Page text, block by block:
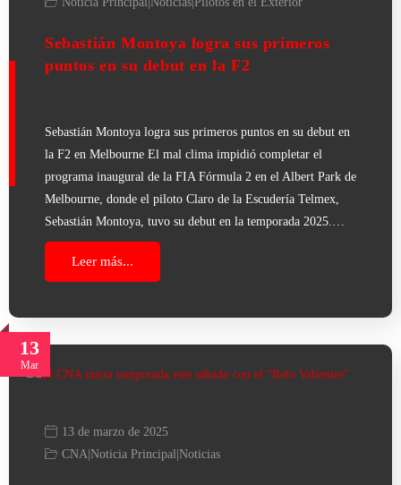
Sebastián Montoya logra sus primeros
puntos en su debut en la F2
Sebastián Montoya logra sus primeros puntos en su debut en
la F2 en Melbourne El mal clima impidió completar el
programa inaugural de la FIA Fórmula 2 en el Albert Park de
Melbourne, donde el piloto Claro de la Escudería Telmex,
Sebastián Montoya, tuvo su debut en la temporada 2025.…
Leer más...
13
Mar
13 de marzo de 2025
CNA Noticia Principal Noticias